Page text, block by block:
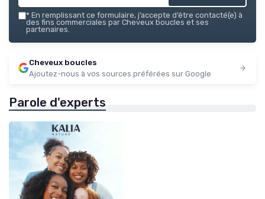
* En remplissant ce formulaire, j’accepte d’être contacté(e) à
des fins commerciales par Cheveux boucles et ses
partenaires.
Cheveux boucles
Ajoutez-nous à vos sources préférées sur Google
Parole d'experts